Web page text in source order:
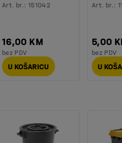
Art. br.: 151042
16,00 KM
bez PDV
U KOŠARICU
Art. br.:
5,00
bez PDV
U